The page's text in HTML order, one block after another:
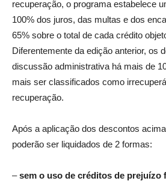
recuperação, o programa estabelece
100% dos juros, das multas e dos
65% sobre o total de cada crédito
Diferentemente da edição anterior, os
discussão administrativa há mais de
mais ser classificados como
recuperação.
Após a aplicação dos descontos
poderão ser liquidados de 2 formas:
–sem o uso de créditos de prejuízo